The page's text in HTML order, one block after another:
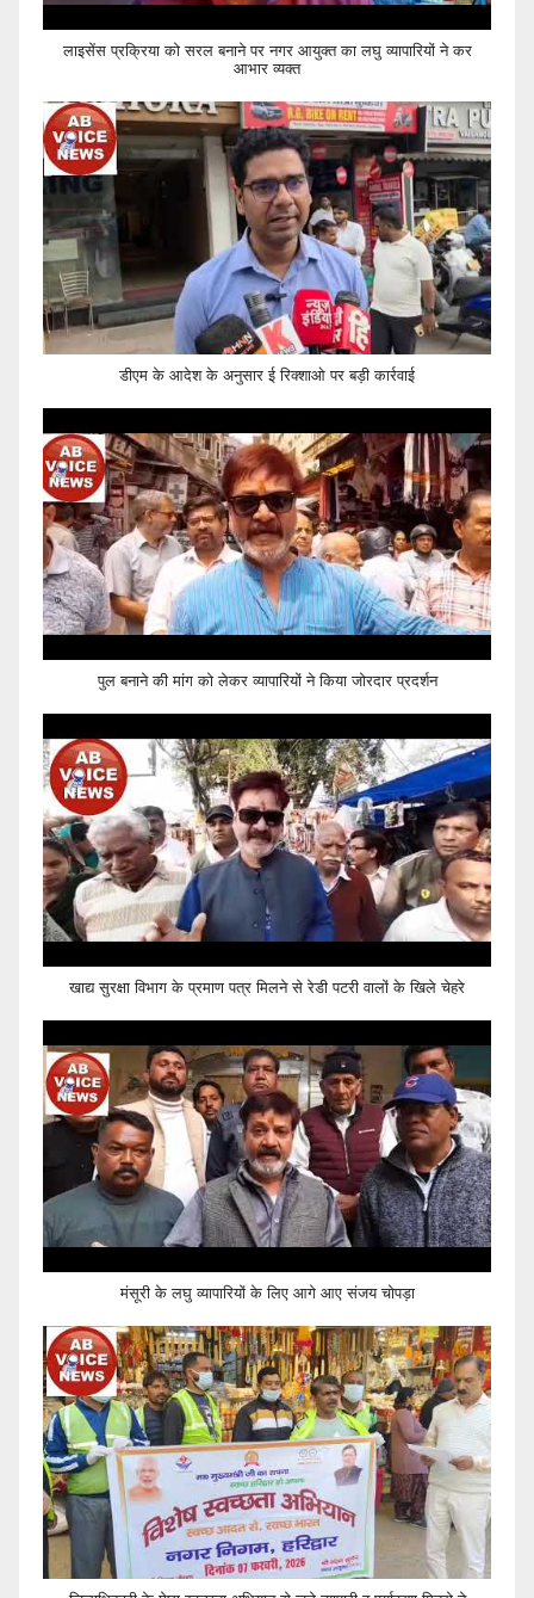
लाइसेंस प्रक्रिया को सरल बनाने पर नगर आयुक्त का लघु व्यापारियों ने कर
आभार व्यक्त
डीएम के आदेश के अनुसार ई रिक्शाओ पर बड़ी कार्रवाई
पुल बनाने की मांग को लेकर व्यापारियों ने किया जोरदार प्रदर्शन
खाद्य सुरक्षा विभाग के प्रमाण पत्र मिलने से रेडी पटरी वालों के खिले चेहरे
मंसूरी के लघु व्यापारियों के लिए आगे आए संजय चोपड़ा